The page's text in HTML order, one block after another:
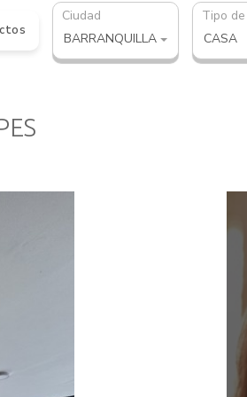
Ciudad
BARRANQUILLA
Tipo
CASA